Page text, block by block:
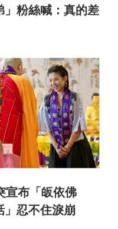
粉絲喊：真的差
宣布「皈依佛
忍不住淚崩